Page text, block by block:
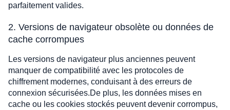
parfaitement valides.
2. Versions de navigateur obsolète ou données de
cache corrompues
Les versions de navigateur plus anciennes peuvent
manquer de compatibilité avec les protocoles de
chiffrement modernes, conduisant à des erreurs de
connexion sécurisées.De plus, les données mises en
cache ou les cookies stockés peuvent devenir corrompus,